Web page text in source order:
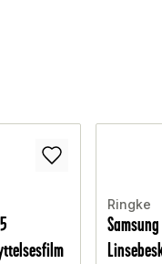
Ringke